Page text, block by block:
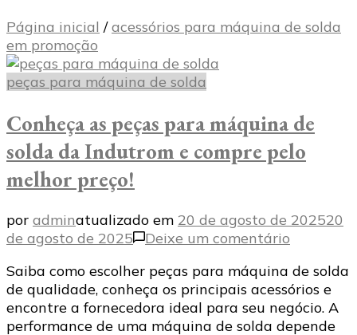
Página inicial / acessórios para máquina de solda
em promoção
peças para máquina de solda
Conheça as peças para máquina de
solda da Indutrom e compre pelo
melhor preço!
por adminatualizado em 20 de agosto de 202520
de agosto de 2025
Deixe um comentário
as
peças
para
máquina
Saiba como escolher peças para máquina de solda
de qualidade, conheça os principais acessórios e
encontre a fornecedora ideal para seu negócio. A
performance de uma máquina de solda depende